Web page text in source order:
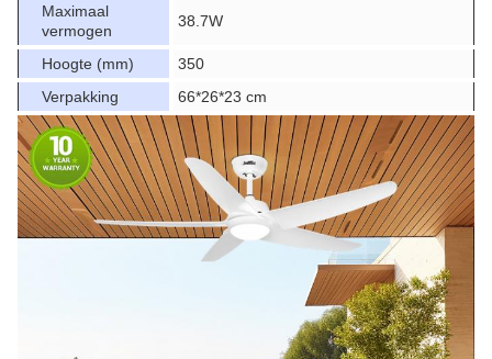
Maximaal
vermogen
38.7W
Hoogte (mm)
350
Verpakking
66*26*23 cm